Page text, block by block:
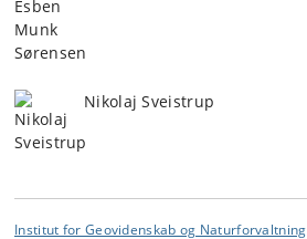
Nikolaj Sveistrup
Institut for Geovidenskab og Naturforvaltning